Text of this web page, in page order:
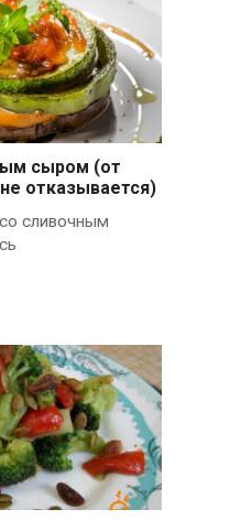
сыром (от
отказывается)
сливочным